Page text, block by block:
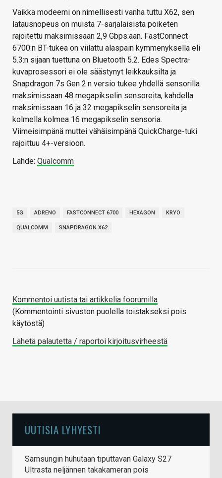
Vaikka modeemi on nimellisesti vanha tuttu X62, sen
latausnopeus on muista 7-sarjalaisista poiketen
rajoitettu maksimissaan 2,9 Gbps:ään. FastConnect
6700:n BT-tukea on viilattu alaspäin kymmenyksellä eli
5.3:n sijaan tuettuna on Bluetooth 5.2. Edes Spectra-
kuvaprosessori ei ole säästynyt leikkauksilta ja
Snapdragon 7s Gen 2:n versio tukee yhdellä sensorilla
maksimissaan 48 megapikselin sensoreita, kahdella
maksimissaan 16 ja 32 megapikselin sensoreita ja
kolmella kolmea 16 megapikselin sensoria.
Viimeisimpänä muttei vähäisimpänä QuickCharge-tuki
rajoittuu 4+-versioon.
Lähde: Qualcomm
5G ADRENO FASTCONNECT 6700 HEXAGON KRYO
QUALCOMM SNAPDRAGON X62
Kommentoi uutista tai artikkelia foorumilla
(Kommentointi sivuston puolella toistakseksi pois
käytöstä)
Lähetä palautetta / raportoi kirjoitusvirheestä
UUTISIA LYHYESTI
Samsungin huhutaan tiputtavan Galaxy S27
Ultrasta neljännen takakameran pois